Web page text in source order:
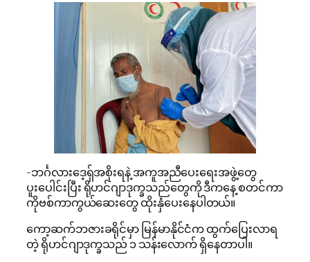
-ဘင်္ဂလားဒေ့ရှ်အစိုးရနဲ့ အကူအညီပေးရေးအဖွဲ့တွေ
ပူးပေါင်းပြီး ရိုဟင်ဂျာဒုက္ခသည်တွေကို ဒီကနေ့ စတင်ကာ
ကိုဗစ်ကာကွယ်ဆေးတွေ ထိုးနှံပေးနေပါတယ်။
ကော့ဆက်ဘဇားခရိုင်မှာ မြန်မာနိုင်ငံက ထွက်ပြေးလာရ
တဲ့ ရိုဟင်ဂျာဒုက္ခသည် ၁ သန်းလောက် ရှိနေတာပါ။